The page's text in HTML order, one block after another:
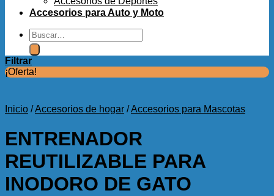
Accesorios para Auto y Moto
Buscar
por:
Filtrar
¡Oferta!
Inicio /Accesorios de hogar /Accesorios para Mascotas
ENTRENADOR
REUTILIZABLE PARA
INODORO DE GATO